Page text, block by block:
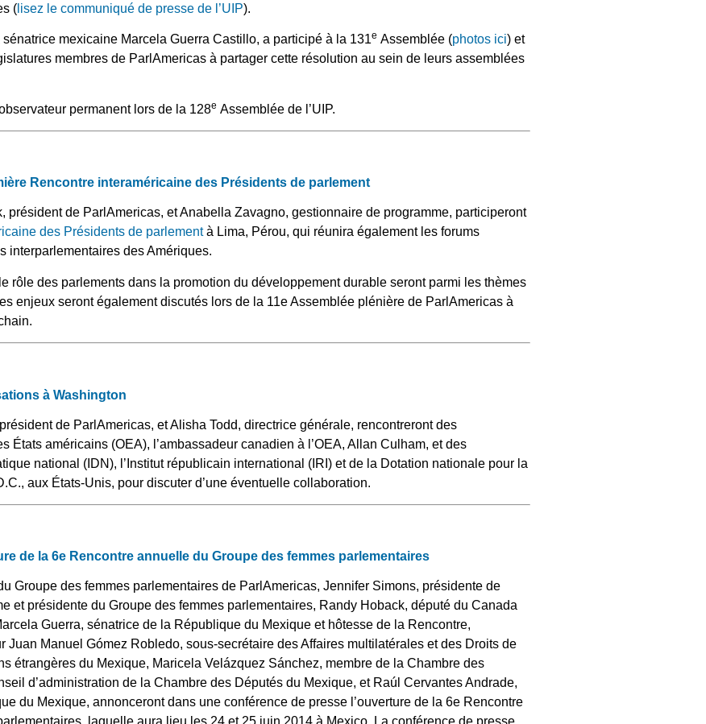
( lisez le communiqué de presse de l’UIP).
mexicaine Marcela Guerra Castillo, a participé à la 131e Assemblée (photos ici) et
membres de ParlAmericas à partager cette résolution au sein de leurs assemblées
permanent lors de la 128e Assemblée de l’UIP.
Rencontre interaméricaine des Présidents de parlement
président de ParlAmericas, et Anabella Zavagno, gestionnaire de programme, participeront
des Présidents de parlementà Lima, Pérou, qui réunira également les forums
interparlementaires des Amériques.
rôle des parlements dans la promotion du développement durable seront parmi les thèmes
enjeux seront également discutés lors de la 11e Assemblée plénière de ParlAmericas à
à Washington
de ParlAmericas, et Alisha Todd, directrice générale, rencontreront des
États américains (OEA), l’ambassadeur canadien à l’OEA, Allan Culham, et des
national (IDN), l’Institut républicain international (IRI) et de la Dotation nationale pour la
aux États-Unis, pour discuter d’une éventuelle collaboration.
de la 6e Rencontre annuelle du Groupe des femmes parlementaires
Groupe des femmes parlementaires de ParlAmericas, Jennifer Simons, présidente de
et présidente du Groupe des femmes parlementaires, Randy Hoback, député du Canada
Guerra, sénatrice de la République du Mexique et hôtesse de la Rencontre,
Juan Manuel Gómez Robledo, sous-secrétaire des Affaires multilatérales et des Droits de
étrangères du Mexique, Maricela Velázquez Sánchez, membre de la Chambre des
d’administration de la Chambre des Députés du Mexique, et Raúl Cervantes Andrade,
du Mexique, annonceront dans une conférence de presse l’ouverture de la 6e Rencontre